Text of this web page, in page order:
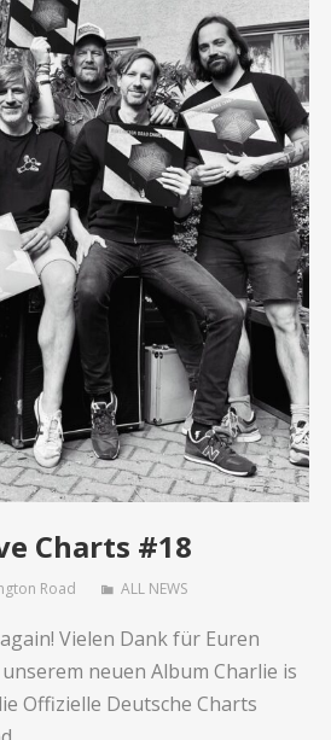
Charts #18
Road ALL NEWS
Vielen Dank für Euren
neuen Album Charlie is
Offizielle Deutsche Charts